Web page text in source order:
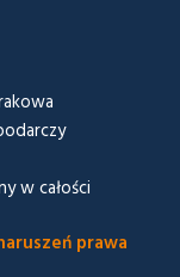
w całości
prawa